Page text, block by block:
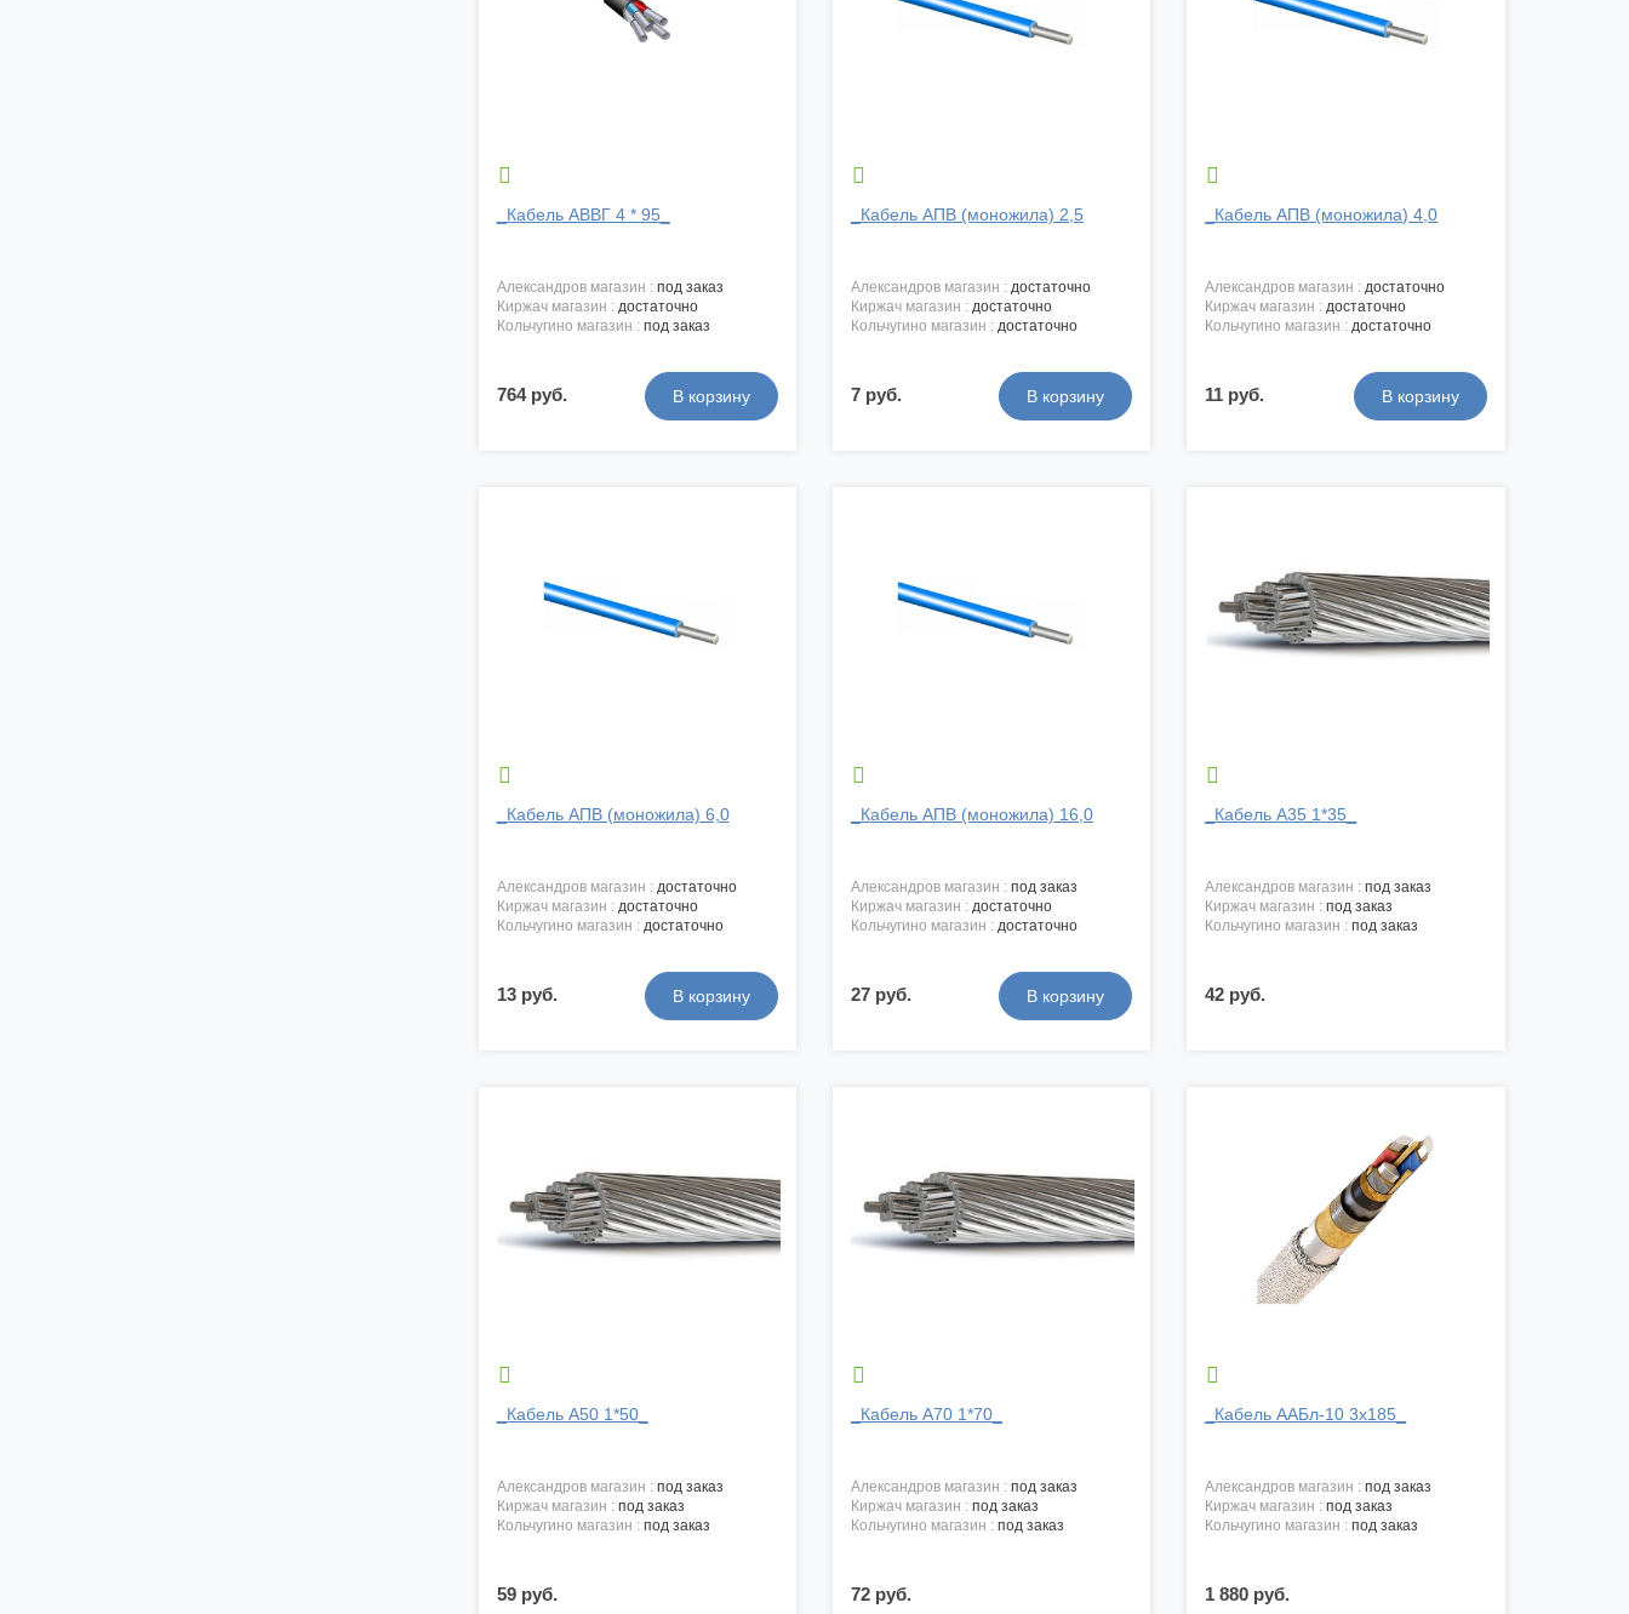

_Кабель АВВГ 4 * 95_
александров магазин : под заказ
киржач магазин : достаточно
кольчугино магазин : под заказ
764 руб.

_Кабель АПВ (моножила) 2,5
александров магазин : достаточно
киржач магазин : достаточно
кольчугино магазин : достаточно
7 руб.

_Кабель АПВ (моножила) 4,0
александров магазин :достаточно
киржач магазин :достаточно
кольчугино магазин :достаточно
11 руб.

_Кабель АПВ (моножила) 6,0
александров магазин : достаточно
киржач магазин : достаточно
кольчугино магазин : достаточно
13 руб.

_Кабель АПВ (моножила) 16,0
александров магазин : под заказ
киржач магазин : достаточно
кольчугино магазин : достаточно
27 руб.

_Кабель А35 1*35_
александров магазин :под заказ
киржач магазин :под заказ
кольчугино магазин :под заказ
42 руб.

_Кабель А50 1*50_
александров магазин : под заказ
киржач магазин : под заказ
кольчугино магазин : под заказ
59 руб.

_Кабель А70 1*70_
александров магазин : под заказ
киржач магазин : под заказ
кольчугино магазин : под заказ
72 руб.

_Кабель ААБл-10 3х185_
александров магазин :под заказ
киржач магазин :под заказ
кольчугино магазин :под заказ
1 880 руб.